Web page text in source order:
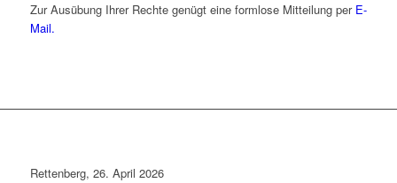
Zur Ausübung Ihrer Rechte genügt eine formlose Mitteilung per E-
Mail.
Rettenberg, 26. April 2026